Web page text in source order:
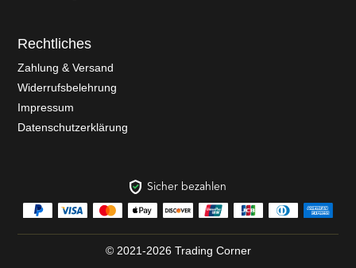
Rechtliches
Zahlung & Versand
Widerrufsbelehrung
Impressum
Datenschutzerklärung
Sicher bezahlen
© 2021-2026 Trading Corner